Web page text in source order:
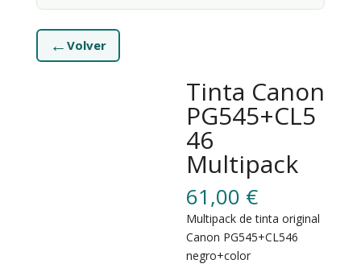
← Volver
Tinta Canon
PG545+CL5
46
Multipack
61,00 €
Multipack de tinta original
Canon PG545+CL546
negro+color